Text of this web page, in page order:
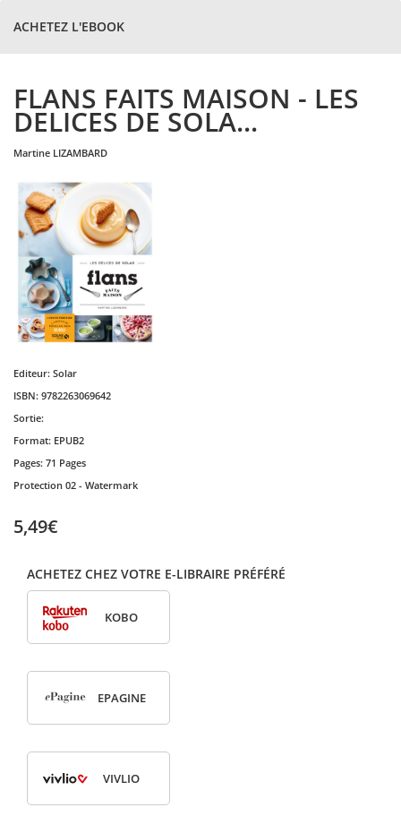
ACHETEZ L'EBOOK
FLANS FAITS MAISON - LES
DELICES DE SOLA...
martine LIZAMBARD
Editeur: Solar
ISBN: 9782263069642
Sortie:
Format: EPUB2
Pages: 71 Pages
Protection 02 - Watermark
5,49€
ACHETEZ CHEZ VOTRE E-LIBRAIRE PRÉFÉRÉ
KOBO
EPAGINE
VIVLIO